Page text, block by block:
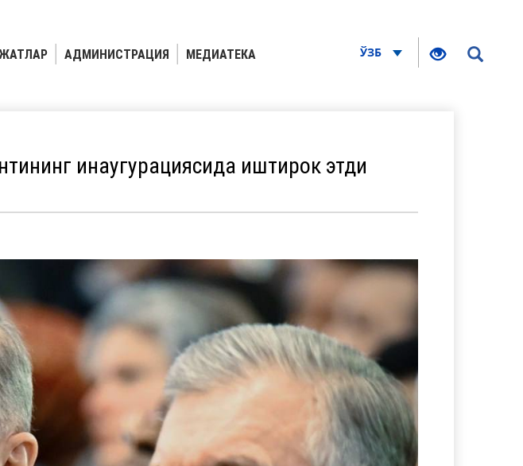
АДМИНИСТРАЦИЯ
МЕДИАТЕКА
ЎЗБ
инаугурациясида иштирок этди